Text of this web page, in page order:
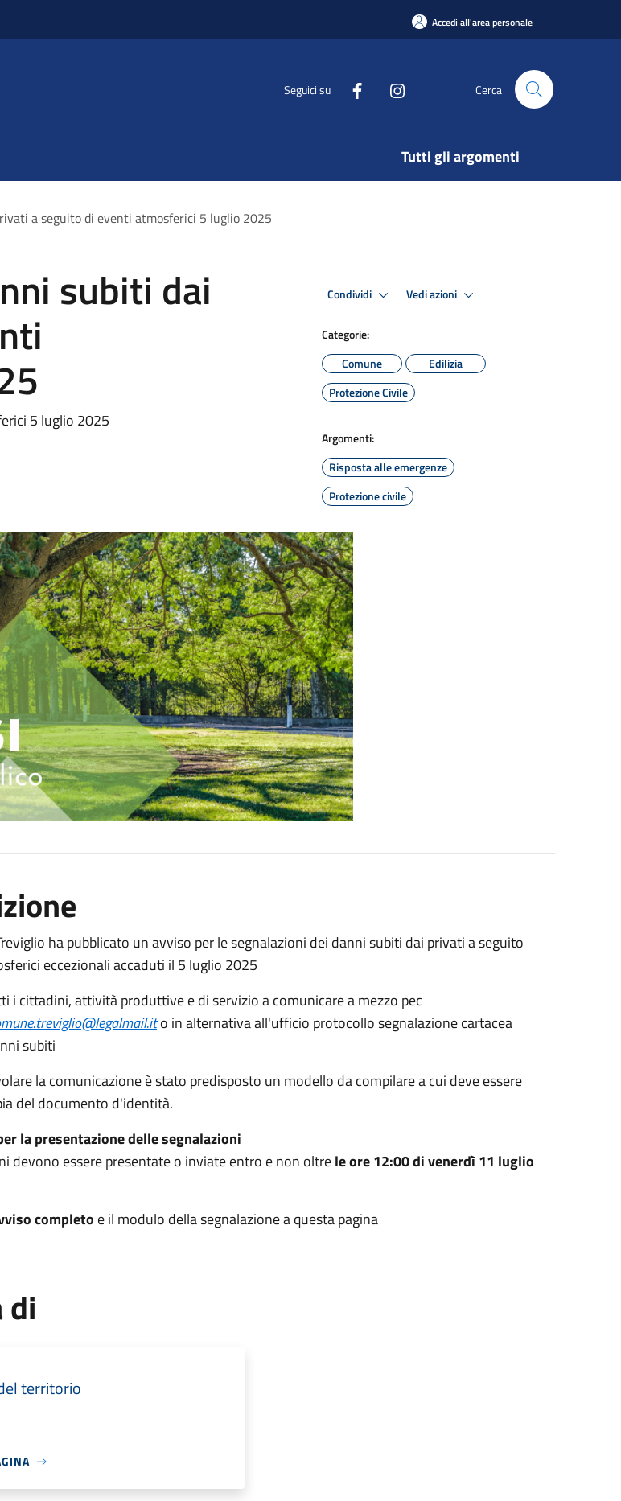
Accedi all'area personale
Seguici su Cerca
Tutti gli argomenti
a seguito di eventi atmosferici 5 luglio 2025
subiti dai
5 luglio 2025
Condividi Vedi azioni
Categorie:
Comune
Edilizia
Protezione Civile
Argomenti:
Risposta alle emergenze
Protezione civile
ha pubblicato un avviso per le segnalazioni dei danni subiti dai privati a seguito
eccezionali accaduti il 5 luglio 2025
i cittadini, attività produttive e di servizio a comunicare a mezzo pec
o in alternativa all'ufficio protocollo segnalazione cartacea
subiti
la comunicazione è stato predisposto un modello da compilare a cui deve essere
del documento d'identità.
la presentazione delle segnalazioni
devono essere presentate o inviate entro e non oltrele ore 12:00 di venerdì 11 luglio
completo e il modulo della segnalazione a questa pagina
di
territorio